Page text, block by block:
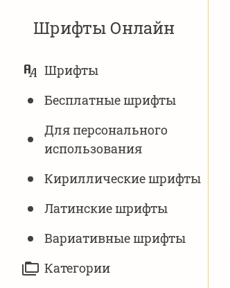
Шрифты Онлайн
НАВИГАЦИЯ
Шрифты
Бесплатные шрифты
Для персонального
использования
Кириллические шрифты
Латинские шрифты
Вариативныe шрифты
Категории